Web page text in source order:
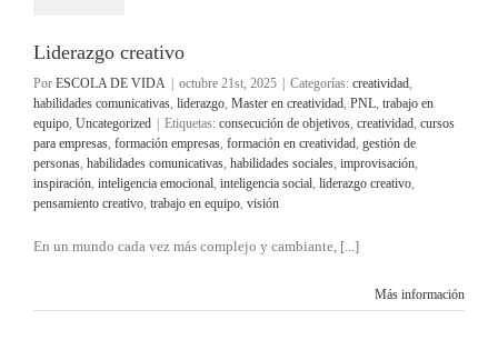
Liderazgo creativo
Por ESCOLA DE VIDA octubre 21st, 2025 Categorías: creatividad,
habilidades comunicativas, liderazgo, Master en creatividad, PNL, trabajo en
equipo, Uncategorized Etiquetas: consecución de objetivos, creatividad, cursos
para empresas, formación empresas, formación en creatividad, gestión de
personas, habilidades comunicativas, habilidades sociales, improvisación,
inspiración, inteligencia emocional, inteligencia social, liderazgo creativo,
pensamiento creativo, trabajo en equipo, visión
En un mundo cada vez más complejo y cambiante, [...]
Más información